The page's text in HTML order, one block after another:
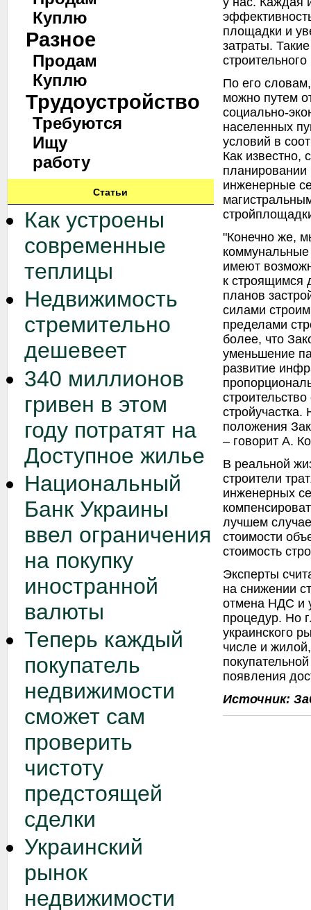
Куплю
Разное
Продам
Куплю
Трудоустройство
Требуются
Ищу
работу
Статьи
Как устроены
современные
теплицы
Недвижимость
стремительно
дешевеет
340 миллионов
гривен в этом
году потратят на
Доступное жилье
Национальный
Банк Украины
ввел ограничения
на покупку
иностранной
валюты
Теперь каждый
покупатель
недвижимости
сможет сам
проверить
чистоту
предстоящей
сделки
Украинский
рынок
недвижимости
площадки и
затраты.
По его
можно путем
социально-
населенных
условий в
Как известно,
планировании
инженерные
"Конечно же,
имеют
к строящимся
планов
силами
пределами
более, что
уменьшение
развитие
положения
– говорит А.
В реальной
строители
инженерных
лучшем
стоимости
стоимость
Эксперты
на снижении
отмена НДС и
процедур. Но
украинского
числе и
появления
Источник: